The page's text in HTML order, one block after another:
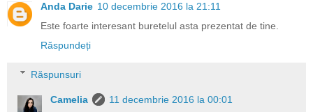
Anda Darie 10 decembrie 2016 la 21:11
Este foarte interesant buretelul asta prezentat de tine.
Răspundeți
Răspunsuri
Camelia
11 decembrie 2016 la 00:01